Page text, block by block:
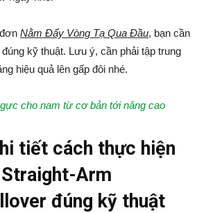
Nằm Đẩy Vòng Tạ Qua Đầu, bạn cần
kỹ thuật. Lưu ý, cần phải tập trung
hiệu quả lên gấp đôi nhé.
cho nam từ cơ bản tới nâng cao
tiết cách thực hiện
Arm
đúng kỹ thuật